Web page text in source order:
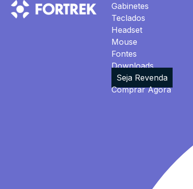
Gabinetes
Teclados
Headset
Mouse
Fontes
Downloads
Seja Revenda
Comprar Agora